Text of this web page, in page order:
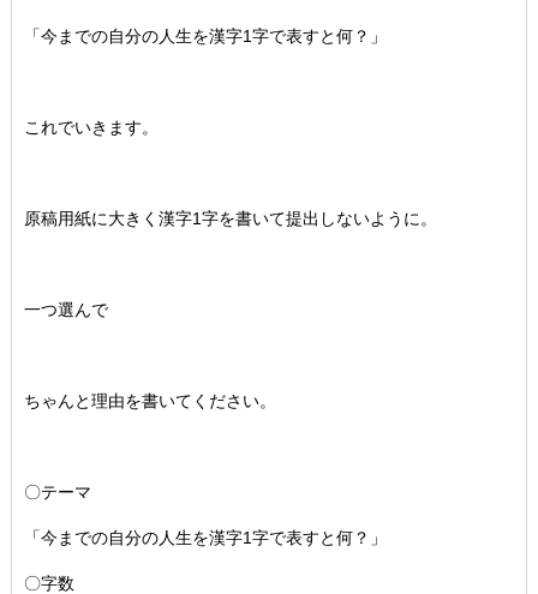
「今までの自分の人生を漢字1字で表すと何？」
これでいきます。
原稿用紙に大きく漢字1字を書いて提出しないように。
一つ選んで
ちゃんと理由を書いてください。
〇テーマ
「今までの自分の人生を漢字1字で表すと何？」
〇字数